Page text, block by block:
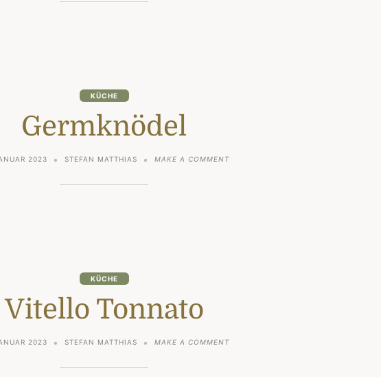
KÜCHE
Germknödel
2023 STEFAN MATTHIAS MAKE A COMMENTON
KÜCHE
Vitello Tonnato
2023 STEFAN MATTHIAS MAKE A COMMENTON